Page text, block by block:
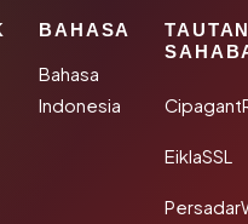
BAHASA
Bahasa
Indonesia
EiklaSSL